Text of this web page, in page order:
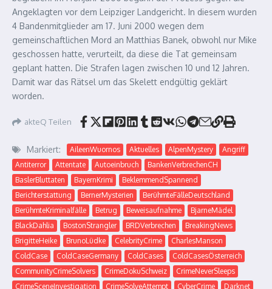
Angeklagten vor dem Leipziger Landgericht. In diesem wurden
4 Bandenmitglieder am 17. Juni 2000 wegen dem
gemeinschaftlichen Mord an Matthias Banek, obwohl nur Mike
geschossen hatte, verurteilt, da diese die Tat gemeinsam
geplant hatten. Die Strafen lagen zwischen 10 und 12 Jahren.
Damit war das Rätsel um das Skelett endgültig geklärt
worden.
akteQ Teilen
Markiert: AileenWuornos Aktuelles AlpenMystery
Angriff
Antiterror
Attentate Autoeinbruch
BankenVerbrechenCH
BaslerBluttaten
BayernKrimi
BeklemmendSpannend
Berichterstattung
BernerMysterien
BerühmteFälleDeutschland
BerühmteKriminalfälle
Betrug Beweisaufnahme
BjarneMädel
BlackDahlia
BostonStrangler BRDVerbrechen
BreakingNews
BrigitteHeike
BrunoLüdke CelebrityCrime
CharlesManson
ColdCase
ColdCaseGermany ColdCases
ColdCasesÖsterreich
CommunityCrimeSolvers
CrimeDokuSchweiz
CrimeNeverSleeps
CrimeSceneInvestigation
CrimeSolveAttempt CyberCrime Darknet